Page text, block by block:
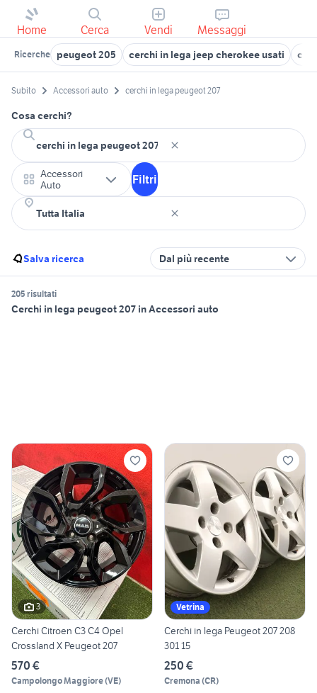
Home Cerca Vendi Messaggi
Ricerche peugeot 205 cerchi in lega jeep cherokee usati
Subito Accessori auto cerchi in lega peugeot 207
Cosa cerchi?
Accessori
Auto
Filtri
Salva ricerca Dal più recente
205 risultati
Cerchi in lega peugeot 207 in Accessori auto
3
Cerchi Citroen C3 C4 Opel
Crossland X Peugeot 207
570 €
Campolongo Maggiore(VE)
Vetrina
Cerchi in lega Peugeot 207 208
301 15
250 €
Cremona (CR)